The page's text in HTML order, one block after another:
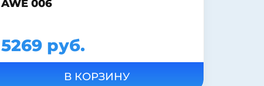
AWE 006
5269 руб.